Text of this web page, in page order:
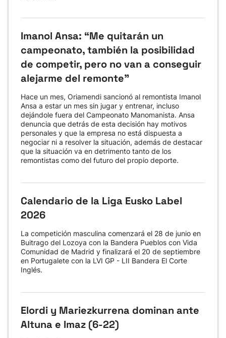
Imanol Ansa: “Me quitarán un
campeonato, también la posibilidad
de competir, pero no van a conseguir
alejarme del remonte"
Hace un mes, Oriamendi sancionó al remontista Imanol
Ansa a estar un mes sin jugar y entrenar, incluso
dejándole fuera del Campeonato Manomanista. Ansa
denuncia que detrás de esta decisión hay motivos
personales y que la empresa no está dispuesta a
negociar ni a resolver la situación, además de destacar
que la situación va en detrimento tanto de los
remontistas como del futuro del propio deporte.
Calendario de la Liga Eusko Label
2026
La competición masculina comenzará el 28 de junio en
Buitrago del Lozoya con la Bandera Pueblos con Vida
Comunidad de Madrid y finalizará el 20 de septiembre
en Portugalete con la LVI GP - LII Bandera El Corte
Inglés.
Elordi y Mariezkurrena dominan ante
Altuna e Imaz (6-22)